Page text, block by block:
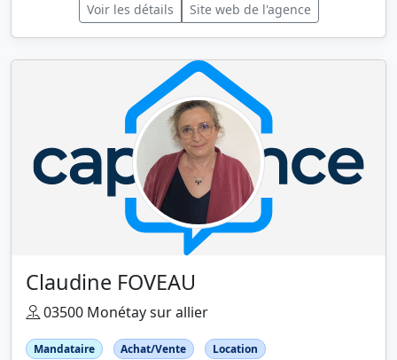
Voir les détails Site web de l'agence
Claudine FOVEAU
03500 Monétay sur allier
Mandataire Achat/Vente Location